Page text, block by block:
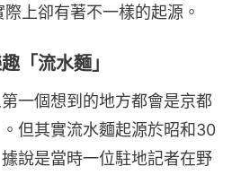
上卻有著不一樣的起源。
「流水麵」
一個想到的地方都會是京都
但其實流水麵起源於昭和30
說是當時一位駐地記者在野